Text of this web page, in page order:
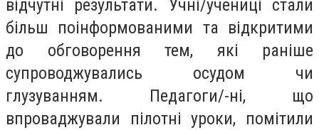
відчутні результати. Учні/учениці стали
більш поінформованими та відкритими
до обговорення тем, які раніше
супроводжувались осудом чи
глузуванням. Педагоги/-ні, що
впроваджували пілотні уроки, помітили